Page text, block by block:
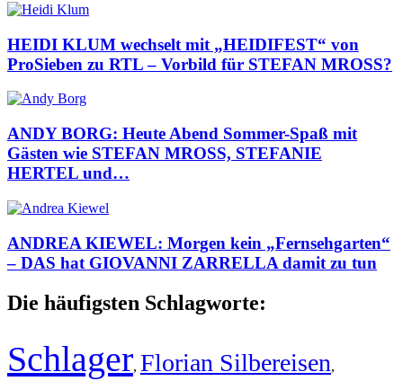
HEIDI KLUM wechselt mit „HEIDIFEST“ von
ProSieben zu RTL – Vorbild für STEFAN MROSS?
ANDY BORG: Heute Abend Sommer-Spaß mit
Gästen wie STEFAN MROSS, STEFANIE
HERTEL und…
ANDREA KIEWEL: Morgen kein „Fernsehgarten“
– DAS hat GIOVANNI ZARRELLA damit zu tun
Die häufigsten Schlagworte:
Schlager, Florian Silbereisen,